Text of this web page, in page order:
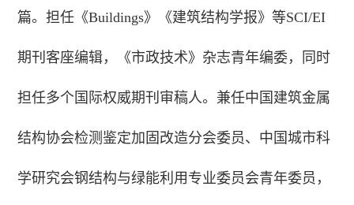
篇。担任《Buildings》《建筑结构学报》等SCI/EI
期刊客座编辑，《市政技术》杂志青年编委，同时
担任多个国际权威期刊审稿人。兼任中国建筑金属
结构协会检测鉴定加固改造分会委员、中国城市科
学研究会钢结构与绿能利用专业委员会青年委员，